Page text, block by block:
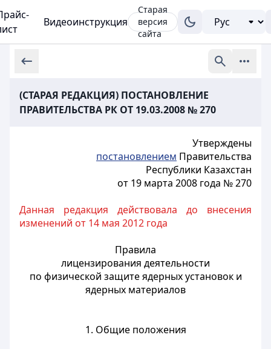
Видеоинструкция
Старая
версия
сайта
(СТАРАЯ РЕДАКЦИЯ) ПОСТАНОВЛЕНИЕ
ПРАВИТЕЛЬСТВА РК ОТ 19.03.2008 № 270
Утверждены
постановлением Правительства
Республики Казахстан
от 19 марта 2008 года № 270
Данная редакция действовала до внесения
изменений от 14 мая 2012 года
Правила
лицензирования деятельности
по физической защите ядерных установок и
ядерных материалов
1. Общие положения